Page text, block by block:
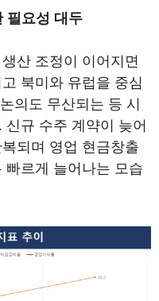
필요성 대두
산 조정이 이어지면
북미와 유럽을 중심
의도 무산되는 등 시
규 수주 계약이 늦어
되며 영업 현금창출
빠르게 늘어나는 모습